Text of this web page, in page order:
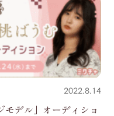
2022.8.14
モデル」オーディショ